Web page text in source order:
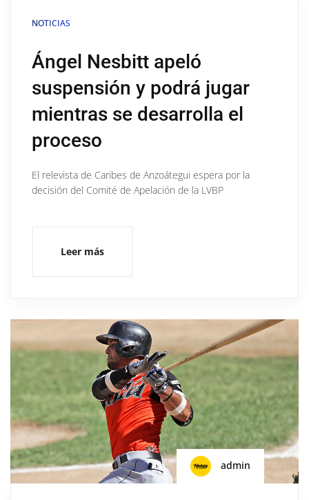
NOTICIAS
Ángel Nesbitt apeló
suspensión y podrá jugar
mientras se desarrolla el
proceso
El relevista de Caribes de Anzoátegui espera por la
decisión del Comité de Apelación de la LVBP
Leer más
admin